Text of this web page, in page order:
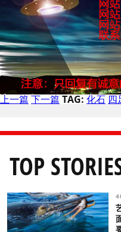
上一篇 下一篇 TAG: 化石 四
TOP